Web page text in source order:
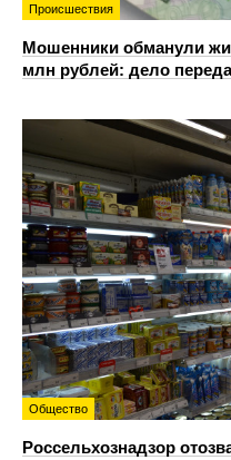
Происшествия
Мошенники обманули
млн рублей: дело
Общество
Россельхознадзор